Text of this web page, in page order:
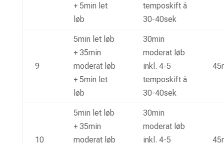
+ 5min let
løb
temposkift á
30-40sek
9
5min let løb
+ 35min
moderat løb
+ 5min let
løb
30min
moderat løb
inkl. 4-5
temposkift á
30-40sek
10
5min let løb
+ 35min
moderat løb
30min
moderat løb
inkl. 4-5